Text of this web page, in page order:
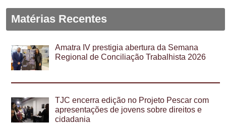
Matérias Recentes
Amatra IV prestigia abertura da Semana
Regional de Conciliação Trabalhista 2026
TJC encerra edição no Projeto Pescar com
apresentações de jovens sobre direitos e
cidadania